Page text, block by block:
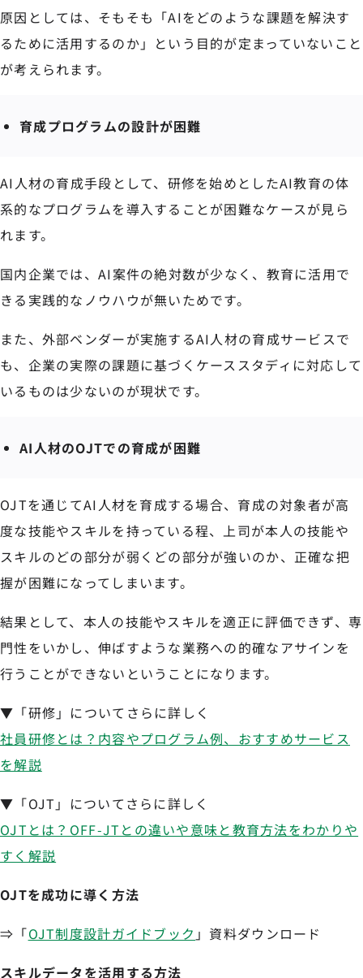
原因としては、そもそも「AIをどのような課題を解決す
るために活用するのか」という目的が定まっていないこと
が考えられます。
育成プログラムの設計が困難
AI人材の育成手段として、研修を始めとしたAI教育の体
系的なプログラムを導入することが困難なケースが見ら
れます。
国内企業では、AI案件の絶対数が少なく、教育に活用で
きる実践的なノウハウが無いためです。
また、外部ベンダーが実施するAI人材の育成サービスで
も、企業の実際の課題に基づくケーススタディに対応して
いるものは少ないのが現状です。
AI人材のOJTでの育成が困難
OJTを通じてAI人材を育成する場合、育成の対象者が高
度な技能やスキルを持っている程、上司が本人の技能や
スキルのどの部分が弱くどの部分が強いのか、正確な把
握が困難になってしまいます。
結果として、本人の技能やスキルを適正に評価できず、専
門性をいかし、伸ばすような業務への的確なアサインを
行うことができないということになります。
▼「研修」についてさらに詳しく
社員研修とは？内容やプログラム例、おすすめサービス
を解説
▼「OJT」についてさらに詳しく
OJTとは？OFF-JTとの違いや意味と教育方法をわかりや
すく解説
OJTを成功に導く方法
⇒「OJT制度設計ガイドブック 」資料ダウンロード
スキルデータを活用する方法